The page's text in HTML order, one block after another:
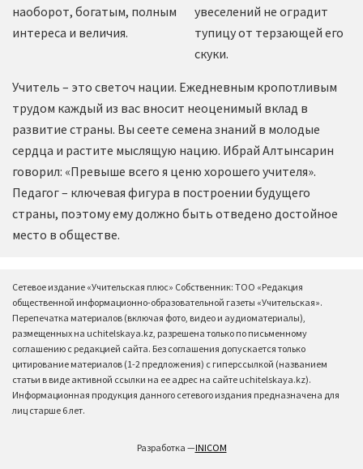
наоборот, богатым, полным
интереса и величия.
увеселений не оградит
тупицу от терзающей его
скуки.
Учитель – это светоч нации. Ежедневным кропотливым
трудом каждый из вас вносит неоценимый вклад в
развитие страны. Вы сеете семена знаний в молодые
сердца и растите мыслящую нацию. Ибрай Алтынсарин
говорил: «Превыше всего я ценю хорошего учителя».
Педагог – ключевая фигура в построении будущего
страны, поэтому ему должно быть отведено достойное
место в обществе.
Сетевое издание «Учительская плюс» Собственник: ТОО «Редакция
общественной информационно-образовательной газеты «Учительская».
Перепечатка материалов (включая фото, видео и аудиоматериалы),
размещенных на uchitelskaya.kz, разрешена только по письменному
соглашению с редакцией сайта. Без соглашения допускается только
цитирование материалов (1-2 предложения) с гиперссылкой (названием
статьи в виде активной ссылки на ее адрес на сайте uchitelskaya.kz).
Информационная продукция данного сетевого издания предназначена для
лиц старше 6 лет.
Разработка —INICOM